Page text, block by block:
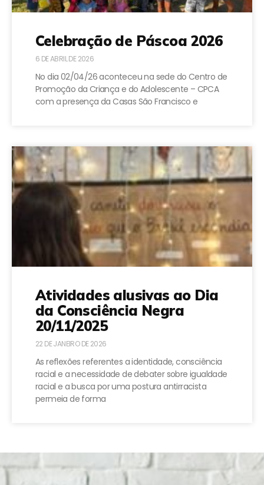
Celebração de Páscoa 2026
6 DE ABRIL DE 2026
No dia 02/04/26 aconteceu na sede do Centro de
Promoção da Criança e do Adolescente – CPCA
com a presença da Casas São Francisco e
Atividades alusivas ao Dia
da Consciência Negra
20/11/2025
22 DE JANEIRO DE 2026
As reflexões referentes a identidade, consciência
racial e a necessidade de debater sobre igualdade
racial e a busca por uma postura antirracista
permeia de forma